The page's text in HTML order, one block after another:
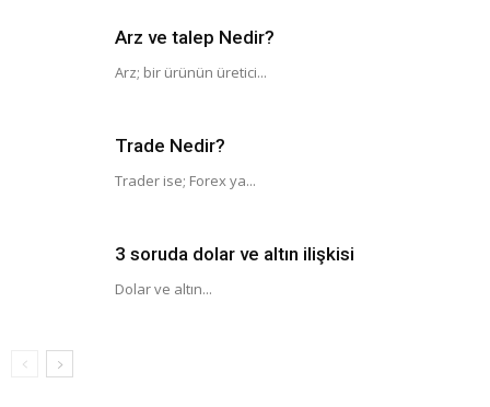
Arz ve talep Nedir?
Arz; bir ürünün üretici...
Trade Nedir?
Trader ise; Forex ya...
3 soruda dolar ve altın ilişkisi
Dolar ve altın...